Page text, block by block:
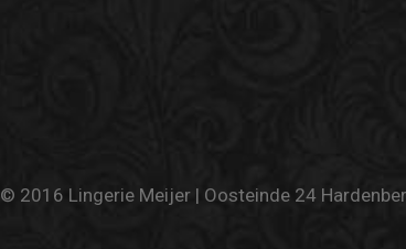
© 2016 Lingerie Meijer | Oosteinde 24